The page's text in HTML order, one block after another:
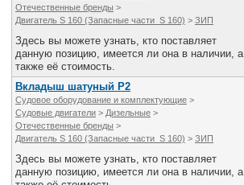
Отечественные бренды >
Двигатель S 160 (Запасные части S 160) > ЗИП
Здесь вы можете узнать, кто поставляет
данную позицию, имеется ли она в наличии, а
также её стоимость.
Вкладыш шатуный Р2
Судовое оборудование и комплектующие >
Судовые двигатели > Дизельные >
Отечественные бренды >
Двигатель S 160 (Запасные части S 160) > ЗИП
Здесь вы можете узнать, кто поставляет
данную позицию, имеется ли она в наличии, а